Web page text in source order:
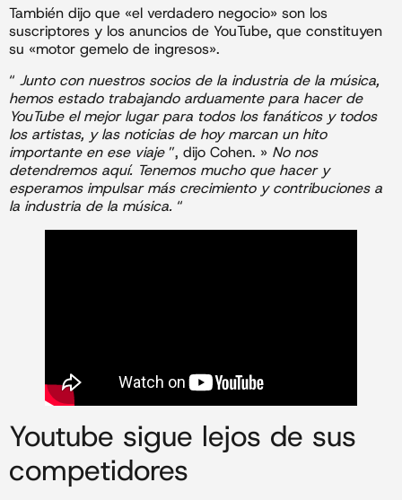
También dijo que «el verdadero negocio» son los
suscriptores y los anuncios de YouTube, que constituyen
su «motor gemelo de ingresos».
“ Junto con nuestros socios de la industria de la música,
hemos estado trabajando arduamente para hacer de
YouTube el mejor lugar para todos los fanáticos y todos
los artistas, y las noticias de hoy marcan un hito
importante en ese viaje”, dijo Cohen. » No nos
detendremos aquí. Tenemos mucho que hacer y
esperamos impulsar más crecimiento y contribuciones a
la industria de la música. “
Youtube sigue lejos de sus
competidores